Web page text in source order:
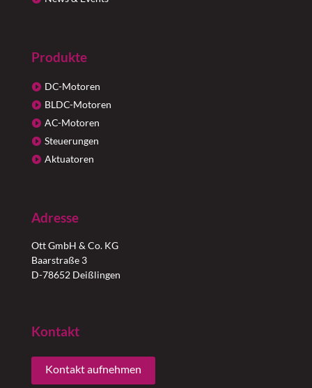
Produkte
DC-Motoren
BLDC-Motoren
AC-Motoren
Steuerungen
Aktuatoren
Adresse
Ott GmbH & Co. KG
Baarstraße 3
D-78652 Deißlingen
Kontakt
Kontakt aufnehmen